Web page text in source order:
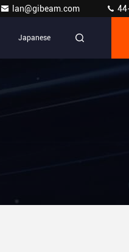
lan@gibeam.com
Japanese